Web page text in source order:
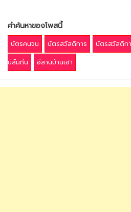
คำค้นหาของโพสนี้
บัตรคนจน บัตรสวัสดิการ บัตรสวัสดิก
บ่ลืมถิ่น
อีสานบ้านเฮา